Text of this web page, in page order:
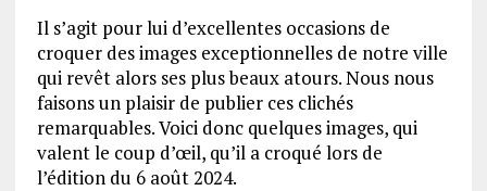
Il s’agit pour lui d’excellentes occasions de
croquer des images exceptionnelles de notre ville
qui revêt alors ses plus beaux atours. Nous nous
faisons un plaisir de publier ces clichés
remarquables. Voici donc quelques images, qui
valent le coup d’œil, qu’il a croqué lors de
l’édition du 6 août 2024.